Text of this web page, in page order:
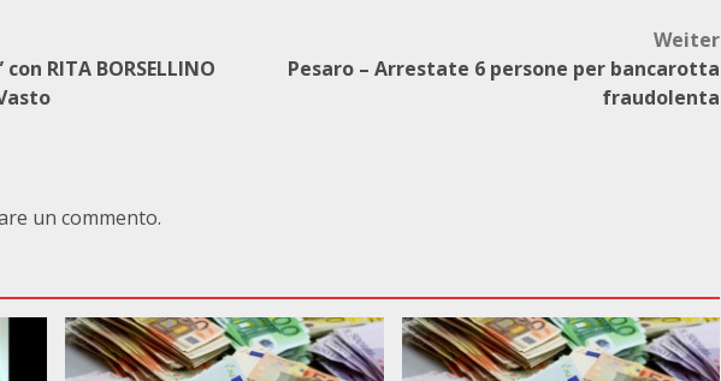
con RITA BORSELLINO
Weiter
Pesaro – Arrestate 6 persone per bancarotta
fraudolenta
un commento.